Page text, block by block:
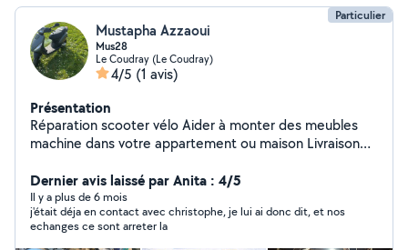
Particulier
Mustapha Azzaoui
Mus28
Le Coudray (Le Coudray)
4/5 (1 avis)
Présentation
Réparation scooter vélo Aider à monter des meubles
machine dans votre appartement ou maison Livraison
Nettoyage voiture Rénovation de phare
Dernier avis laissé par Anita : 4/5
Il y a plus de 6 mois
j'était déja en contact avec christophe, je lui ai donc dit, et nos
echanges ce sont arreter la